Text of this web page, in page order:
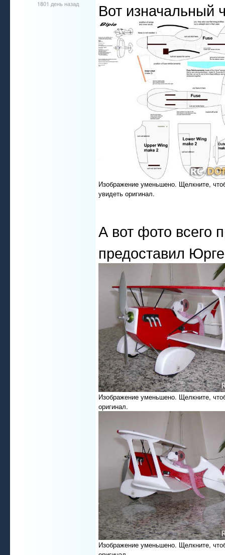
1801 день назад
Вот изначальный
Изображение уменьшено. Щелкните,
увидеть оригинал.
А вот фото всего
предоставил
Изображение уменьшено. Щелкните,
оригинал.
Изображение уменьшено. Щелкните,